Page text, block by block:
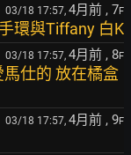
03/18 17:57, 4月前 , 7F
環與Tiffany 白K
03/18 17:57, 4月前 , 8F
仕的 放在橘盒
03/18 17:57, 4月前 , 9F